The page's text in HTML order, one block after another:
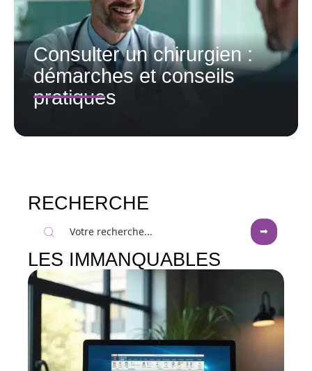
Consulter un chirurgien :
démarches et conseils
pratiques
RECHERCHE
LES IMMANQUABLES